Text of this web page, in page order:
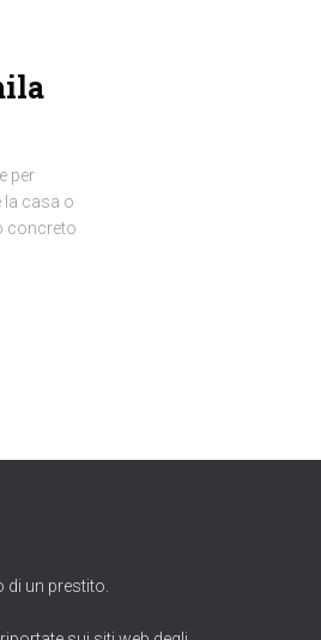
per
la casa o
concreto
un prestito.